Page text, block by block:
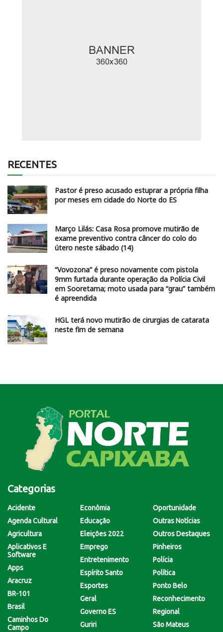
RECENTES
Pastor é preso acusado estuprar a própria filha
por meses em cidade do Norte do ES
Março Lilás: Casa Rosa promove mutirão de
exame preventivo contra câncer do colo do
útero neste sábado (14)
“Vovozona” é preso novamente com pistola
9mm furtada durante operação da Polícia Civil
em Sooretama; moto usada para “grau” também
é apreendida
HGL terá novo mutirão de cirurgias de catarata
neste fim de semana
Categorias
Acidente
Agenda Cultural
Agricultura
Aplicativos E
Software
Apps
Aracruz
BR-101
Brasil
Caminhos Do
Campo
Econômia
Educação
Eleições 2022
Emprego
Entretenimento
Espírito Santo
Esportes
Geral
Governo ES
Guriri
Oportunidade
Outras Notícias
Outros Destaques
Pinheiros
Polícia
Política
Ponto Belo
Reconhecimento
Regional
São Mateus